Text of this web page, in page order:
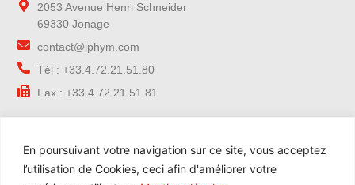
En poursuivant votre navigation sur ce site, vous acceptez
l’utilisation de Cookies, ceci afin d'améliorer votre
2053 Avenue Henri Schneider
69330 Jonage
contact@iphym.com
Tél : +33.4.72.21.51.80
Fax : +33.4.72.21.51.81
Accueil
Notre entreprise